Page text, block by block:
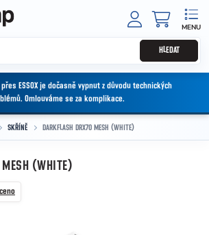
HLEDAT
ESSOX je dočasně vypnut z důvodu technických
Omlouváme se za komplikace.
SKŘÍNĚ DARKFLASH DRX70 MESH (WHITE)
MESH (WHITE)